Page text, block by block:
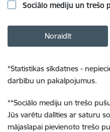
Sociālo mediju un trešo
Noraidīt
*Statistikas sīkdatnes -
darbību un pakalpojumus.
**Sociālo mediju un trešo
Jūs varētu dalīties ar saturu
mājaslapai pievienoto trešo